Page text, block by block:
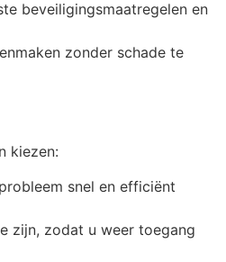
beveiligingsmaatregelen en
zonder schade te
kiezen:
snel en efficiënt
zijn, zodat u weer toegang